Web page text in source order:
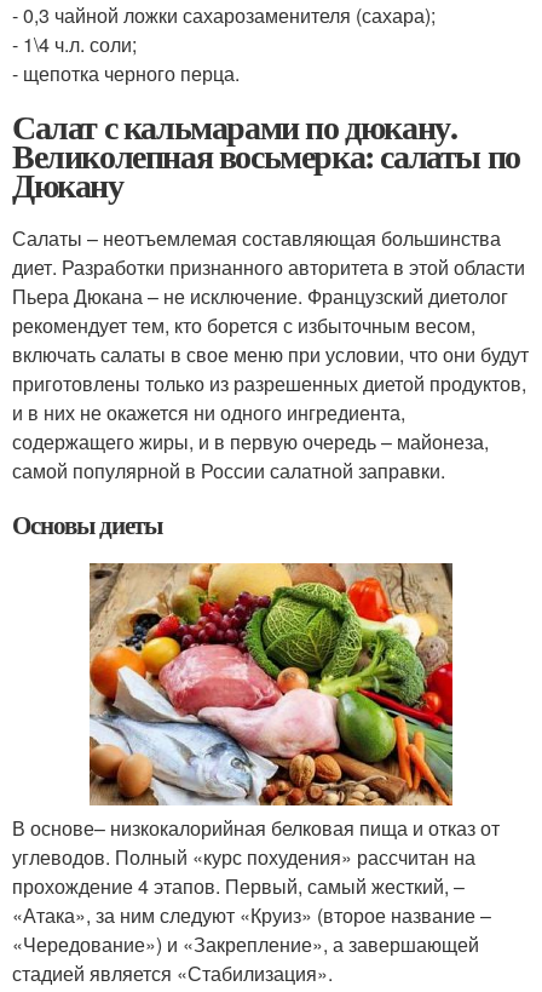
- 0,3 чайной ложки сахарозаменителя (сахара);
- 1\4 ч.л. соли;
- щепотка черного перца.
Салат с кальмарами по дюкану.
Великолепная восьмерка: салаты по
Дюкану
Салаты – неотъемлемая составляющая большинства
диет. Разработки признанного авторитета в этой области
Пьера Дюкана – не исключение. Французский диетолог
рекомендует тем, кто борется с избыточным весом,
включать салаты в свое меню при условии, что они будут
приготовлены только из разрешенных диетой продуктов,
и в них не окажется ни одного ингредиента,
содержащего жиры, и в первую очередь – майонеза,
самой популярной в России салатной заправки.
Основы диеты
В основе– низкокалорийная белковая пища и отказ от
углеводов. Полный «курс похудения» рассчитан на
прохождение 4 этапов. Первый, самый жесткий, –
«Атака», за ним следуют «Круиз» (второе название –
«Чередование») и «Закрепление», а завершающей
стадией является «Стабилизация».